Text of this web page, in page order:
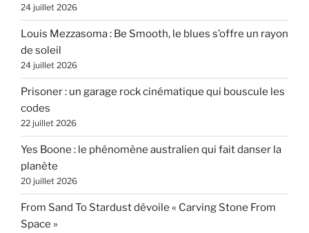
24 juillet 2026
Louis Mezzasoma : Be Smooth, le blues s’offre un rayon
de soleil
24 juillet 2026
Prisoner : un garage rock cinématique qui bouscule les
codes
22 juillet 2026
Yes Boone : le phénomène australien qui fait danser la
planète
20 juillet 2026
From Sand To Stardust dévoile « Carving Stone From
Space »